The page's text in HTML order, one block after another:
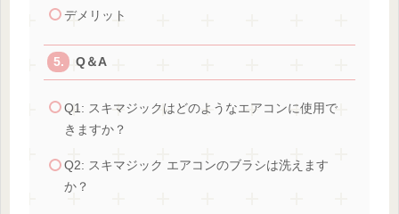
デメリット
Q＆A
Q1: スキマジックはどのようなエアコンに使用で
きますか？
Q2: スキマジック エアコンのブラシは洗えます
か？